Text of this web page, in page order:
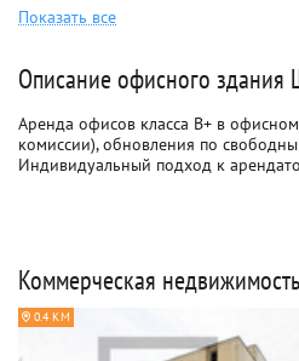
Показать все
Описание офисного здания
Аренда офисов класса B+ в
комиссии), обновления по
Индивидуальный подход к
Коммерческая
0.4 КМ